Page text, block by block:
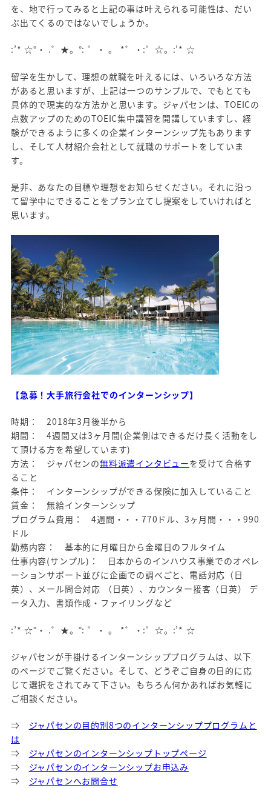
を、地で行ってみると上記の事は叶えられる可能性は、だい
ぶ出てくるのではないでしょうか。
:’* ☆°・ .゜★。°: ゜・ 。 *゜・:゜☆。:’* ☆
留学を生かして、理想の就職を叶えるには、いろいろな方法
があると思いますが、上記は一つのサンプルで、でもとても
具体的で現実的な方法かと思います。ジャパセンは、TOEICの
点数アップのためのTOEIC集中講習を開講していますし、経
験ができるように多くの企業インターンシップ先もあります
し、そして人材紹介会社として就職のサポートをしていま
す。
是非、あなたの目標や理想をお知らせください。それに沿っ
て留学中にできることをプラン立てし提案をしていければと
思います。
【急募！大手旅行会社でのインターンシップ】
時期： 2018年3月後半から
期間： 4週間又は3ヶ月間(企業側はできるだけ長く活動をし
て頂ける方を希望しています)
方法： ジャパセンの無料派遣インタビューを受けて合格す
ること
条件： インターンシップができる保険に加入していること
賃金： 無給インターンシップ
プログラム費用： 4週間・・・770ドル、3ヶ月間・・・990
ドル
勤務内容： 基本的に月曜日から金曜日のフルタイム
仕事内容(サンプル)： 日本からのインハウス事業でのオペレ
ーションサポート並びに企画での調べごと、電話対応（日
英）、メール問合対応 （日英）、カウンター接客（日英） デ
ータ入力、書類作成・ファイリングなど
:’* ☆°・ .゜★。°: ゜・ 。 *゜・:゜☆。:’* ☆
ジャパセンが手掛けるインターンシッププログラムは、以下
のページでご覧ください。そして、どうぞご自身の目的に応
じて選択をされてみて下さい。もちろん何かあればお気軽に
ご相談ください。
⇒ ジャパセンの目的別8つのインターンシッププログラムと
は
⇒ ジャパセンのインターンシップトップページ
⇒ ジャパセンのインターンシップお申込み
⇒ ジャパセンへお問合せ